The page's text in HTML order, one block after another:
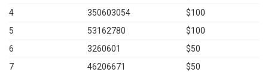
4
350603054
$100
5
53162780
$100
6
3260601
$50
7
46206671
$50